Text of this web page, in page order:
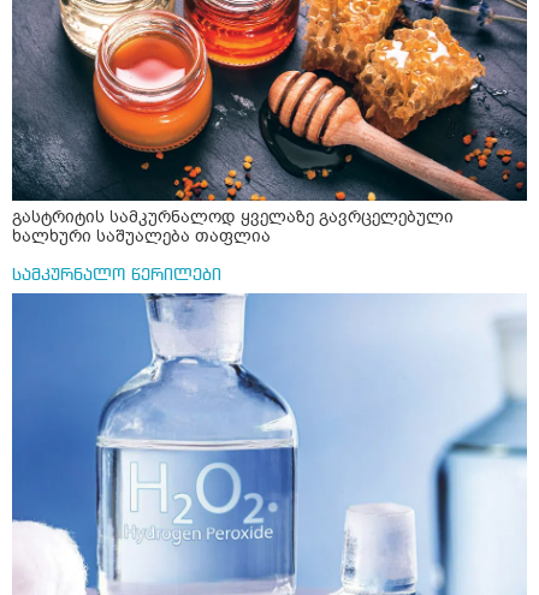
რომ ჩხუბობს ცუდად ვხდები შიშები მეწყება ეგრევე (
ასევე მაქვს დანგრეული ოჯახი 7 თვეა 5წლიანი
ქორწინება დასრულებული იყო ღალატი პატიებები
მანიპულაციები რომ თავს მოიკლავდა თუ წამოვიდოდი
მისგან ეს ტოქსიკური ურთიერთობა დავასრულე ეხლა
ისებ ასე ვარ თავბრუხვევებით და როგორ მოვიქცეე
არვიცი ბოდიში ცოყა არულად მიწერია
გასტრიტის სამკურნალოდ ყველაზე გავრცელებული
ხალხური საშუალება თაფლია
სამკურნალო წერილები